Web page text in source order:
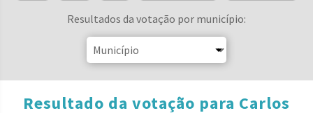
Resultados da votação por município:
Resultado da votação para Carlos